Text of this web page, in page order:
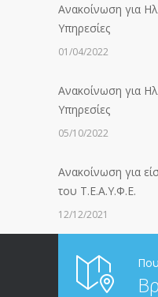
Ανακοίνωση για
Υπηρεσίες
01/04/2022
Ανακοίνωση για
Υπηρεσίες
05/10/2022
Ανακοίνωση για
του Τ.Ε.Α.Υ.Φ.Ε.
12/12/2021
ΑΝΑΚΟΙΝΩΣΗ
20/12/2019